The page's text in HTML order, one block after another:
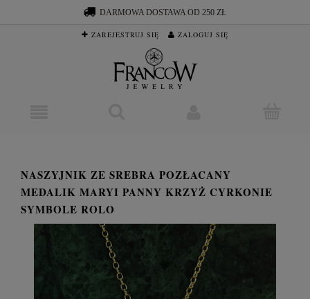
DARMOWA DOSTAWA OD 250 ZŁ
ZAREJESTRUJ SIĘ ZALOGUJ SIĘ
NASZYJNIK ZE SREBRA POZŁACANY
MEDALIK MARYI PANNY KRZYŻ CYRKONIE
SYMBOLE ROLO